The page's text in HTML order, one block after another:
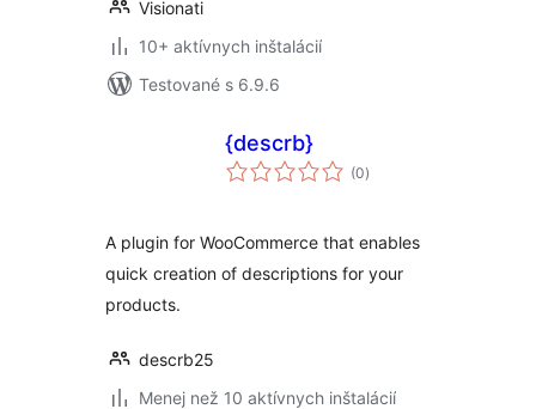
Visionati
10+ aktívnych inštalácií
Testované s 6.9.6
{descrb}
(0celkové
hodnotenie
)
A plugin for WooCommerce that enables
quick creation of descriptions for your
products.
descrb25
Menej než 10 aktívnych inštalácií